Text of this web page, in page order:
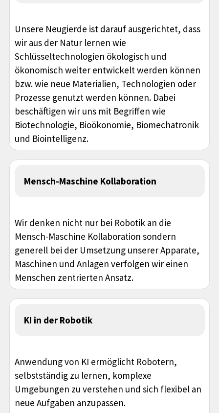
Unsere Neugierde ist darauf ausgerichtet, dass
wir aus der Natur lernen wie
Schlüsseltechnologien ökologisch und
ökonomisch weiter entwickelt werden können
bzw. wie neue Materialien, Technologien oder
Prozesse genutzt werden können. Dabei
beschäftigen wir uns mit Begriffen wie
Biotechnologie, Bioökonomie, Biomechatronik
und Biointelligenz.
Mensch-Maschine Kollaboration
Wir denken nicht nur bei Robotik an die
Mensch-Maschine Kollaboration sondern
generell bei der Umsetzung unserer Apparate,
Maschinen und Anlagen verfolgen wir einen
Menschen zentrierten Ansatz.
KI in der Robotik
Anwendung von KI ermöglicht Robotern,
selbstständig zu lernen, komplexe
Umgebungen zu verstehen und sich flexibel an
neue Aufgaben anzupassen.